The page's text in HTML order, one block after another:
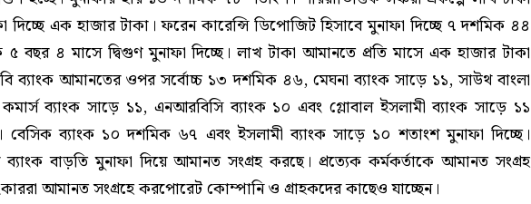
দিচ্ছে এক হাজার টাকা। ফরেন কারেন্সি ডিপোজিট হিসাবে মুনাফা দিচ্ছে ৭ দশমিক ৪৪
৫ বছর ৪ মাসে দ্বিগুণ মুনাফা দিচ্ছে। লাখ টাকা আমানতে প্রতি মাসে এক হাজার টাকা
ব্যাংক আমানতের ওপর সর্বোচ্চ ১৩ দশমিক ৪৬, মেঘনা ব্যাংক সাড়ে ১১, সাউথ বাংলা
কমার্স ব্যাংক সাড়ে ১১, এনআরবিসি ব্যাংক ১০ এবং গ্লোবাল ইসলামী ব্যাংক সাড়ে ১১
বেসিক ব্যাংক ১০ দশমিক ৬৭ এবং ইসলামী ব্যাংক সাড়ে ১০ শতাংশ মুনাফা দিচ্ছে।
ব্যাংক বাড়তি মুনাফা দিয়ে আমানত সংগ্রহ করছে। প্রত্যেক কর্মকর্তাকে আমানত সংগ্রহ
আমানত সংগ্রহে করপোরেট কোম্পানি ও গ্রাহকদের কাছেও যাচ্ছেন।